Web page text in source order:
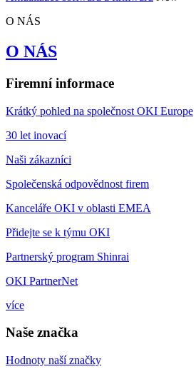
O NÁS
O NÁS
Firemní informace
Krátký pohled na společnost OKI Europe
30 let inovací
Naši zákazníci
Společenská odpovědnost firem
Kanceláře OKI v oblasti EMEA
Přidejte se k týmu OKI
Partnerský program Shinrai
OKI PartnerNet
více
Naše značka
Hodnoty naší značky